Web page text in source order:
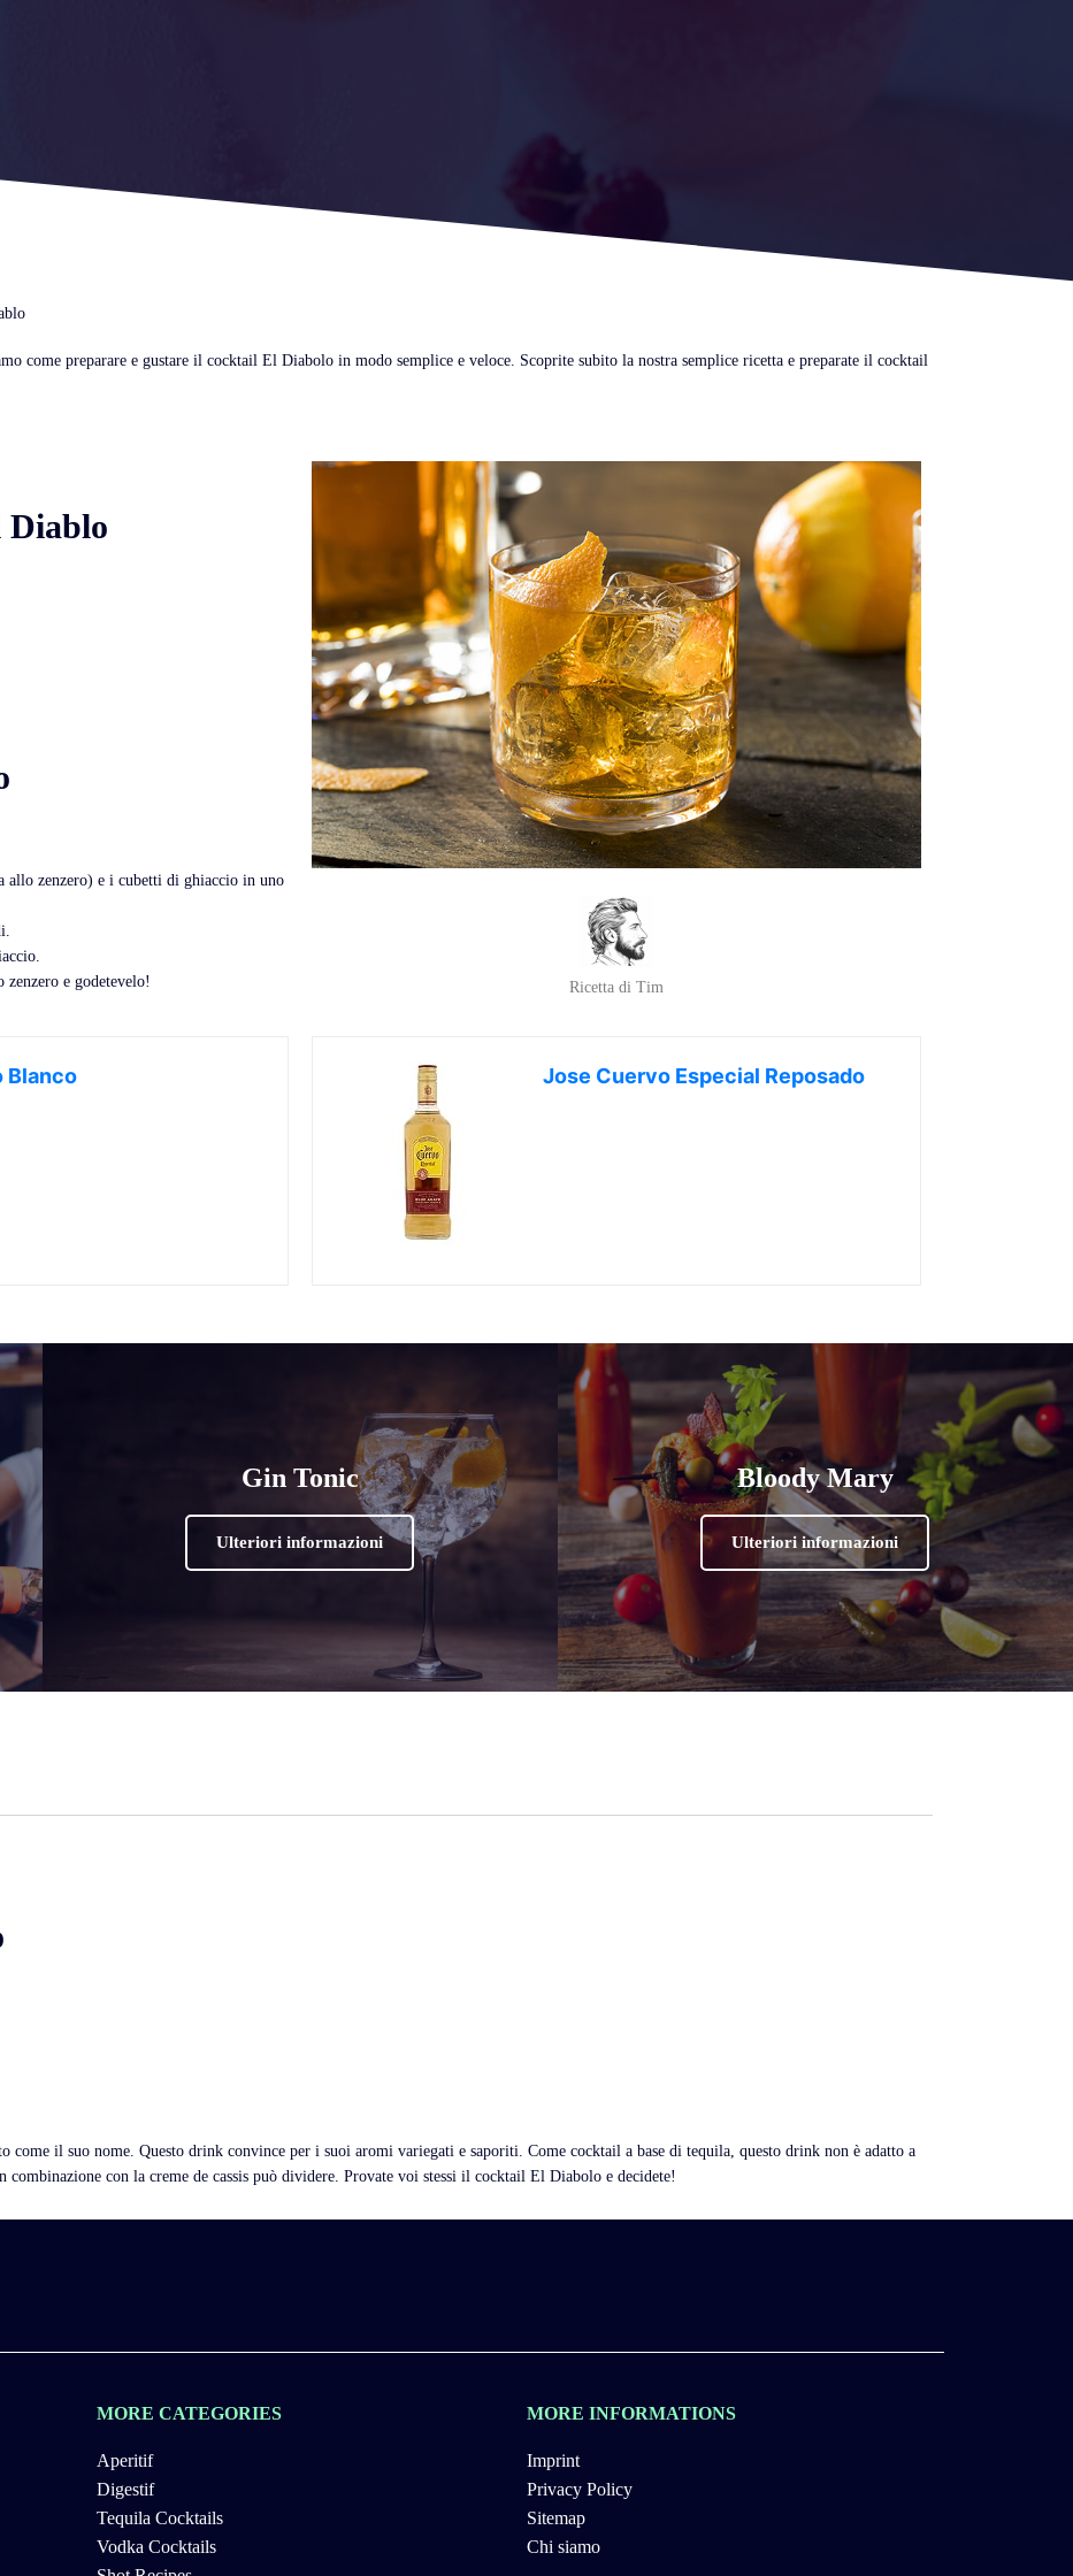
come preparare e gustare il cocktail El Diabolo in modo semplice e veloce. Scoprite subito la nostra semplice ricetta e preparate il cocktail
Diablo
zenzero) e i cubetti di ghiaccio in uno
e godetevelo!
Ricetta di Tim
Blanco Jose Cuervo Especial Reposado
Gin Tonic
Ulteriori informazioni
Bloody Mary
Ulteriori informazioni
il suo nome. Questo drink convince per i suoi aromi variegati e saporiti. Come cocktail a base di tequila, questo drink non è adatto a
con la creme de cassis può dividere. Provate voi stessi il cocktail El Diabolo e decidete!
MORE CATEGORIES
Aperitif
Digestif
Tequila Cocktails
Vodka Cocktails
MORE INFORMATIONS
Imprint
Privacy Policy
Sitemap
Chi siamo